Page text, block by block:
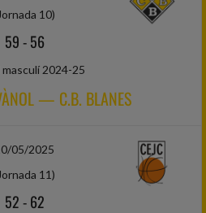
10)
59-56
2024-25
— C.B. BLANES
05/2025
11)
52-62